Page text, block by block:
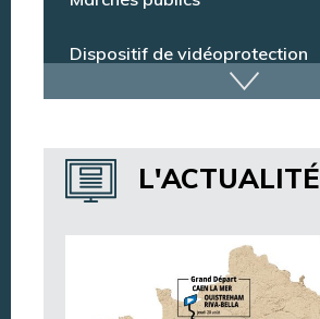
Dispositif de vidéoprotection
Annuaire des services
Annuaire des associations
Argentan Aujourd’hui
L'ACTUALITÉ